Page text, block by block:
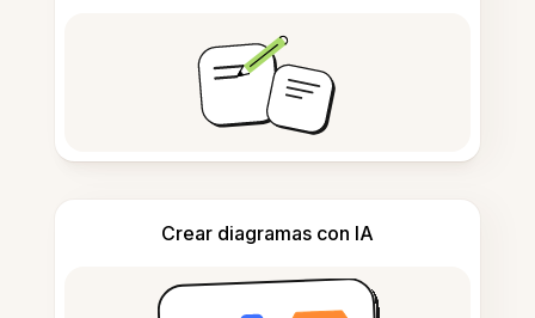
Crear diagramas con IA